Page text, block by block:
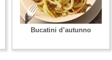
Bucatini d’autunno